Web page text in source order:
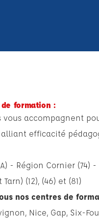
formation :
vous accompagnent
alliant efficacité
- Région Cornier (74) -
Tarn) (12), (46) et (81)
nos centres de
, Nice, Gap, Six-